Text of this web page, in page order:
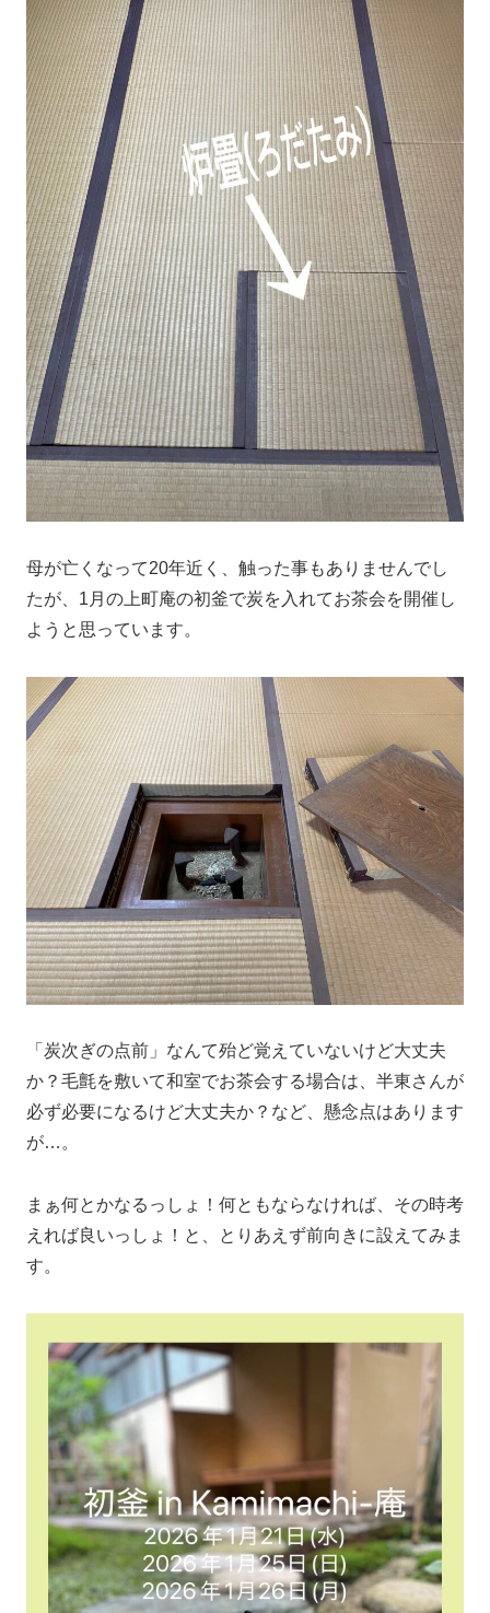
母が亡くなって20年近く、触った事もありませんでし
たが、1月の上町庵の初釜で炭を入れてお茶会を開催し
ようと思っています。
「炭次ぎの点前」なんて殆ど覚えていないけど大丈夫
か？毛氈を敷いて和室でお茶会する場合は、半東さんが
必ず必要になるけど大丈夫か？など、懸念点はあります
が…。
まぁ何とかなるっしょ！何ともならなければ、その時考
えれば良いっしょ！と、とりあえず前向きに設えてみま
す。